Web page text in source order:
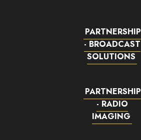
PARTNERSHIP
- BROADCAST
SOLUTIONS
PARTNERSHIP
- RADIO
IMAGING